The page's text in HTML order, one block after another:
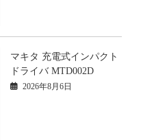
マキタ 充電式インパクト
ドライバ MTD002D
2026年8月6日